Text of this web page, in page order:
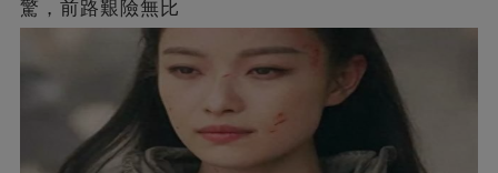
驚，前路艱險無比